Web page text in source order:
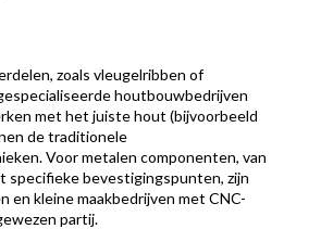
zoals vleugelribben of
houtbouwbedrijven
met het juiste hout (bijvoorbeeld
de traditionele
Voor metalen componenten, van
specifieke bevestigingspunten, zijn
en kleine maakbedrijven met CNC-
partij.